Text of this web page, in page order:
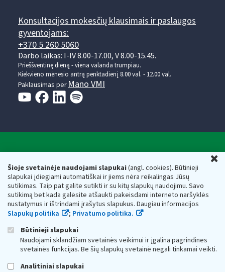
Šioje svetainėje naudojami slapukai(angl. cookies). Būtinieji
slapukai įdiegiami automatiškai ir jiems nėra reikalingas Jūsų
sutikimas. Taip pat galite sutikti ir su kitų slapukų naudojimu. Savo
sutikimą bet kada galėsite atšaukti pakeisdami interneto naršyklės
nustatymus ir ištrindami įrašytus slapukus. Daugiau informacijos
Slapukų politika
; Privatumo politika.
Būtinieji slapukai
Naudojami sklandžiam svetainės veikimui ir įgalina pagrindines
svetainės funkcijas. Be šių slapukų svetainė negali tinkamai veikti.
Analitiniai slapukai
Konsultacijos mokesčių klausimais ir paslaugos
gyventojams:
+370 5 260 5060
Darbo laikas: I-IV 8.00-17.00, V 8.00-15.45.
Prieššventinę dieną - viena valanda trumpiau.
Kiekvieno mėnesio antrą penktadienį 8.00 val. - 12.00 val.
Paklausimas per Mano VMI
Respublikos finansų ministerijos
Biudžetinė įstaiga. Juridinio asmens kodas — 188659752,
adresas: Vasario 16-osios g. 14, 01107 Vilnius, Lietuva, el.paštas:
vmi@vmi.lt, E. pristatymo dėžutės adresas 188659752
Duomenys apie Valstybinę mokesčių inspekciją prie Lietuvos
Respublikos finansų ministerijos kaupiami ir saugomi Juridinių